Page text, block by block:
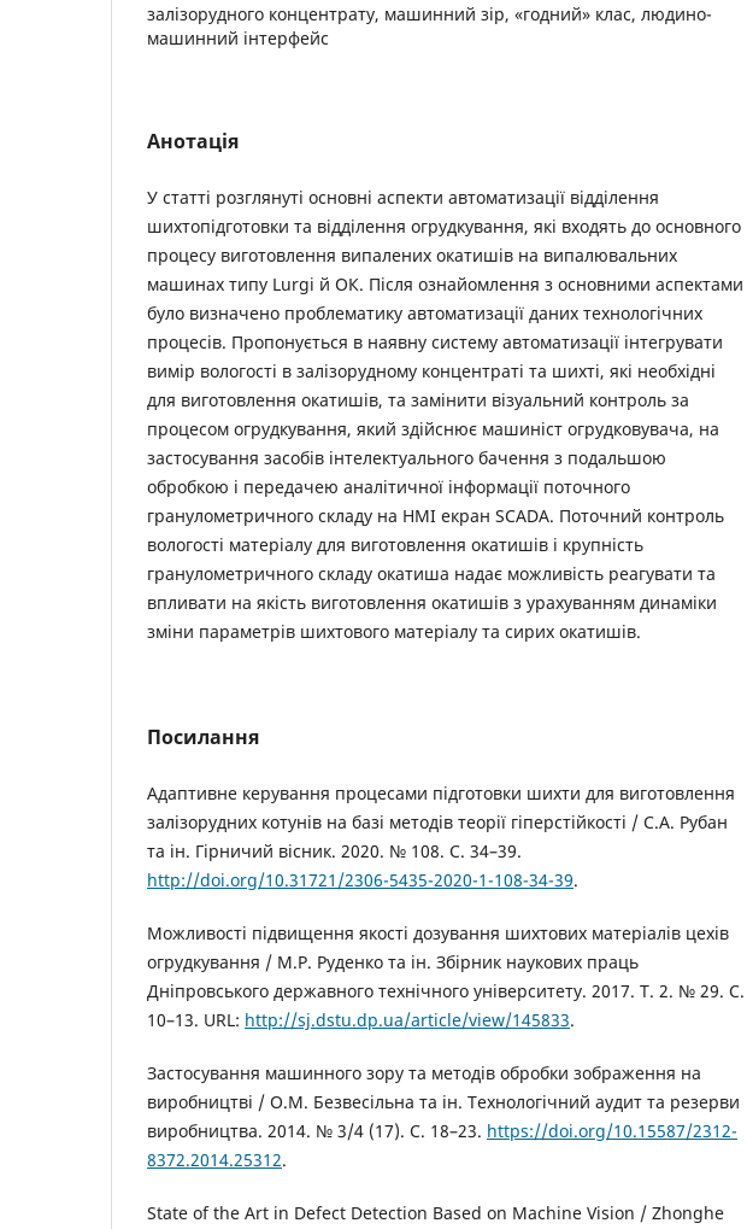
залізорудного концентрату, машинний зір, «годний» клас, людино-
машинний інтерфейс
Анотація
У статті розглянуті основні аспекти автоматизації відділення
шихтопідготовки та відділення огрудкування, які входять до основного
процесу виготовлення випалених окатишів на випалювальних
машинах типу Lurgi й ОК. Після ознайомлення з основними аспектами
було визначено проблематику автоматизації даних технологічних
процесів. Пропонується в наявну систему автоматизації інтегрувати
вимір вологості в залізорудному концентраті та шихті, які необхідні
для виготовлення окатишів, та замінити візуальний контроль за
процесом огрудкування, який здійснює машиніст огрудковувача, на
застосування засобів інтелектуального бачення з подальшою
обробкою і передачею аналітичної інформації поточного
гранулометричного складу на HMI екран SCADA. Поточний контроль
вологості матеріалу для виготовлення окатишів і крупність
гранулометричного складу окатиша надає можливість реагувати та
впливати на якість виготовлення окатишів з урахуванням динаміки
зміни параметрів шихтового матеріалу та сирих окатишів.
Посилання
Адаптивне керування процесами підготовки шихти для виготовлення
залізорудних котунів на базі методів теорії гіперстійкості / С.А. Рубан
та ін. Гірничий вісник. 2020. № 108. С. 34–39.
http://doi.org/10.31721/2306-5435-2020-1-108-34-39.
Можливості підвищення якості дозування шихтових матеріалів цехів
огрудкування / М.Р. Руденко та ін. Збірник наукових праць
Дніпровського державного технічного університету. 2017. Т. 2. № 29. C.
10–13. URL: http://sj.dstu.dp.ua/article/view/145833.
Застосування машинного зору та методів обробки зображення на
виробництві / О.М. Безвесільна та ін. Технологічний аудит та резерви
виробництва. 2014. № 3/4 (17). C. 18–23. https://doi.org/10.15587/2312-
8372.2014.25312.
State of the Art in Defect Detection Based on Machine Vision / Zhonghe